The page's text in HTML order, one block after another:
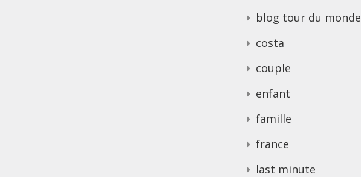
blog tour du monde
costa
couple
enfant
famille
france
last minute